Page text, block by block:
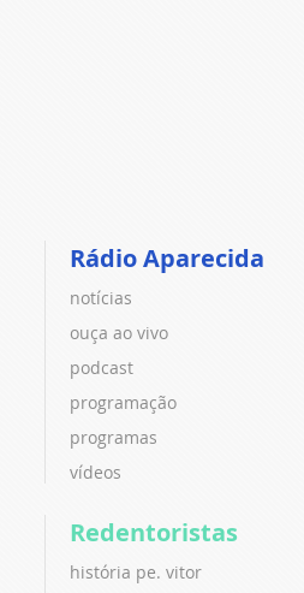
Rádio Aparecida
notícias
ouça ao vivo
podcast
programação
programas
vídeos
Redentoristas
história pe. vitor